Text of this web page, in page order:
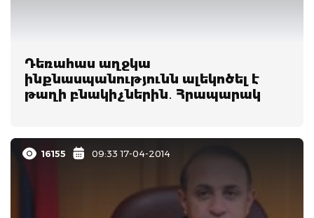
Դեռահաս աղջկա
ինքնասպանությունն ալեկոծել է
թաղի բնակիչներին․ Հրապարակ
16155 09:33 17-04-2014